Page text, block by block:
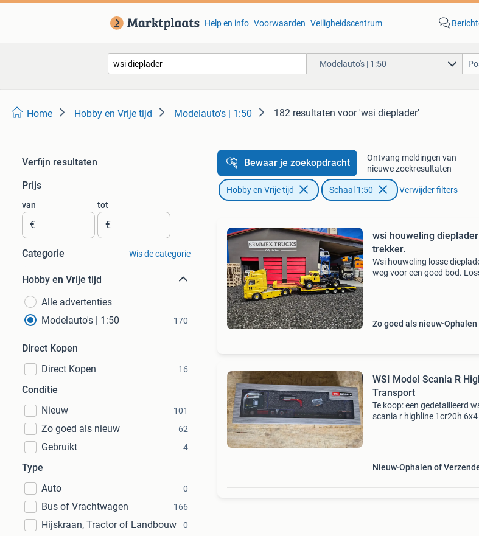
Help en info Voorwaarden Veiligheidscentrum
Modelauto's | 1:50
Home Hobby en Vrije tijd Modelauto's | 1:50 182 resultaten voor 'wsi dieplader'
Verfijn resultaten
Prijs
van
€
tot
€
Categorie Wis de categorie
Hobby en Vrije tijd
Alle advertenties
Modelauto's | 1:50
170
Direct Kopen
Direct Kopen
16
Conditie
Nieuw
101
Zo goed als nieuw 62
Gebruikt 4
Type
Auto
0
Bus of Vrachtwagen 166
Hijskraan, Tractor of Landbouw 0
Bewaar je zoekopdracht
Ontvang meldingen van
nieuwe zoekresultaten
Hobby en Vrije tijd Schaal 1:50 Verwijder filters
wsi houweling
trekker.
Wsi houweling losse
weg voor een goed bod.
Zo goed als nieuw Ophalen
WSI Model Scania R
Transport
Te koop: een gedetailleerd
scania r highline 1cr20h
Nieuw Ophalen of